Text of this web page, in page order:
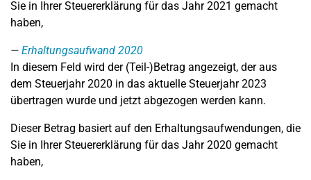
Sie in Ihrer Steuererklärung für das Jahr 2021 gemacht
haben,
Erhaltungsaufwand 2020
In diesem Feld wird der (Teil-)Betrag angezeigt, der aus
dem Steuerjahr 2020 in das aktuelle Steuerjahr 2023
übertragen wurde und jetzt abgezogen werden kann.
Dieser Betrag basiert auf den Erhaltungsaufwendungen, die
Sie in Ihrer Steuererklärung für das Jahr 2020 gemacht
haben,